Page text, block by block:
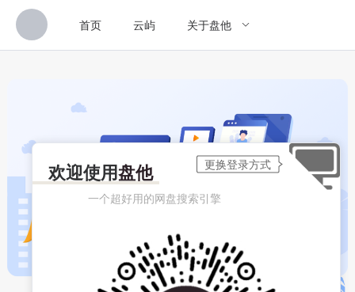
首页 云屿 关于盘他
欢迎使用盘他
一个超好用的网盘搜索引擎